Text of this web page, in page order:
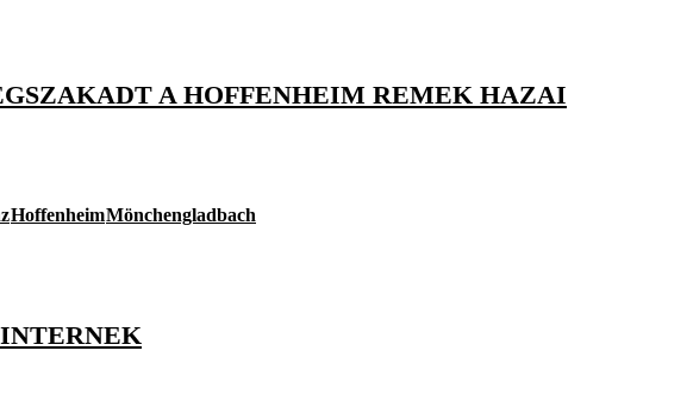
A HOFFENHEIM REMEK HAZAI
HoffenheimMönchengladbach